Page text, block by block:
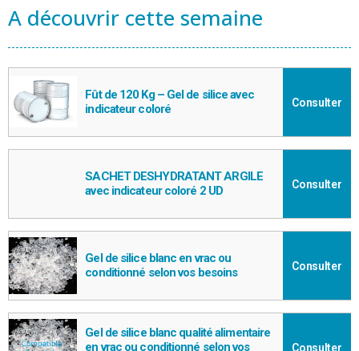
A découvrir cette semaine
Fût de 120 Kg – Gel de silice avec
indicateur coloré
Consulter
SACHET DESHYDRATANT ARGILE
avec indicateur coloré 2 UD
Consulter
Gel de silice blanc en vrac ou
conditionné selon vos besoins
Consulter
Gel de silice blanc qualité alimentaire
en vrac ou conditionné selon vos
Consulter